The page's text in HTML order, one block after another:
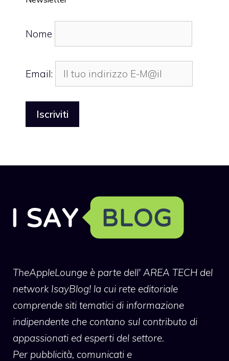
Nome
Email:
TheAppleLounge è parte dell' AREA TECH del
network IsayBlog! la cui rete editoriale
comprende siti tematici di informazione
indipendente che contano sul contributo di
appassionati ed esperti del settore.
Per pubblicità, comunicati e